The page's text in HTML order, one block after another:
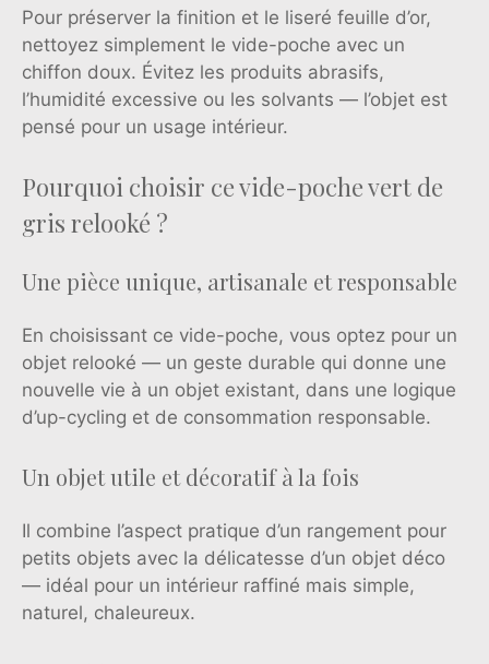
Pour préserver la finition et le liseré feuille d’or,
nettoyez simplement le vide-poche avec un
chiffon doux. Évitez les produits abrasifs,
l’humidité excessive ou les solvants — l’objet est
pensé pour un usage intérieur.
Pourquoi choisir ce vide-poche vert de
gris relooké ?
Une pièce unique, artisanale et responsable
En choisissant ce vide-poche, vous optez pour un
objet relooké — un geste durable qui donne une
nouvelle vie à un objet existant, dans une logique
d’up-cycling et de consommation responsable.
Un objet utile et décoratif à la fois
Il combine l’aspect pratique d’un rangement pour
petits objets avec la délicatesse d’un objet déco
— idéal pour un intérieur raffiné mais simple,
naturel, chaleureux.